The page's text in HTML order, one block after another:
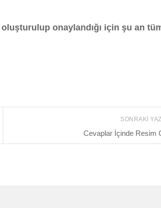
onaylandığı için şu an
SONRAKI
Cevaplar İçinde Resim